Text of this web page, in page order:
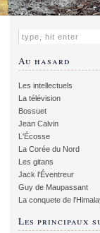
Au hasard
Les intellectuels
La télévision
Bossuet
Jean Calvin
L'Écosse
La Corée du Nord
Les gitans
Jack l'Éventreur
Guy de Maupassant
La conquete de
Les principaux